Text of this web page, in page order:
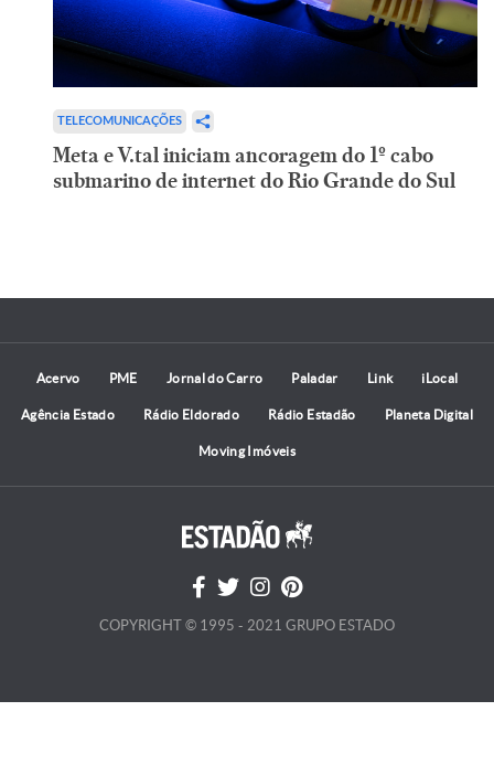
TELECOMUNICAÇÕES
Meta e V.tal iniciam ancoragem do 1º cabo
submarino de internet do Rio Grande do Sul
Acervo PME Jornal do Carro Paladar Link iLocal
Agência Estado Rádio Eldorado Rádio Estadão Planeta Digital
Moving Imóveis
COPYRIGHT © 1995 - 2021 GRUPO ESTADO